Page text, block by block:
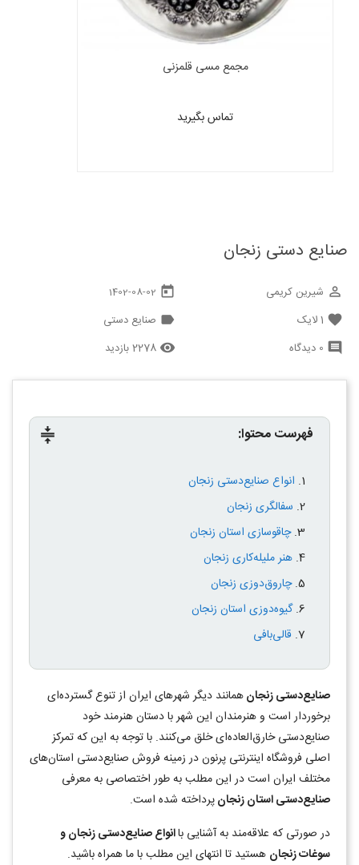
مجمع مسی قلمزنی
تماس بگیرید
صنایع دستی زنجان
today
1402-08-02 perm_identity شیرین کریمی
label صنایع دستی favorite
1لایک
remove_red_eye 2278 بازدید comment 0 دیدگاه
compress فهرست محتوا:
انواع صنایع‌دستی زنجان
سفالگری زنجان
چاقوسازی استان زنجان
هنر ملیله‌کاری زنجان
چاروق‌دوزی زنجان
گیوه‌دوزی استان زنجان
قالی‌بافی
صنایع‌دستی زنجانهمانند دیگر شهرهای ایران از تنوع گسترده‌ای
برخوردار است و هنرمندان این شهر با دستان هنرمند خود
صنایع‌دستی خارق‌العاد‌ه‌ای خلق می‌کنند. با توجه به این که تمرکز
اصلی فروشگاه اینترنتی پرنون در زمینه فروش صنایع‌دستی استان‌های
مختلف ایران است در این مطلب به طور اختصاصی به معرفی
صنایع‌دستی استان زنجانپرداخته شده است.
در صورتی که علاقه‌مند به آشنایی باانواع صنایع‌دستی زنجان و
سوغات زنجان هستید تا انتهای این مطلب با ما همراه باشید.